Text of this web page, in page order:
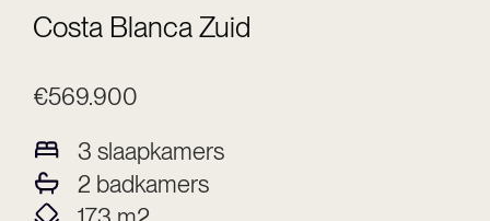
Costa Blanca Zuid
€569.900
3 slaapkamers
2 badkamers